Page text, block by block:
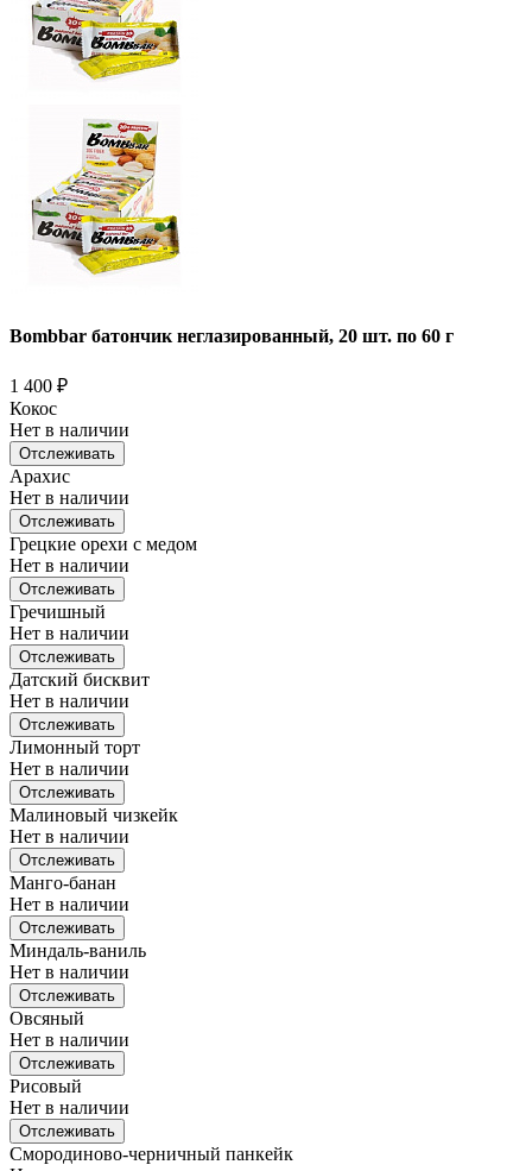
Bombbar батончик неглазированный, 20 шт. по 60 г
1 400 ₽
Кокос
Нет в наличии
Отслеживать
Арахис
Нет в наличии
Отслеживать
Грецкие орехи с медом
Нет в наличии
Отслеживать
Гречишный
Нет в наличии
Отслеживать
Датский бисквит
Нет в наличии
Отслеживать
Лимонный торт
Нет в наличии
Отслеживать
Малиновый чизкейк
Нет в наличии
Отслеживать
Манго-банан
Нет в наличии
Отслеживать
Миндаль-ваниль
Нет в наличии
Отслеживать
Овсяный
Нет в наличии
Отслеживать
Рисовый
Нет в наличии
Отслеживать
Смородиново-черничный панкейк